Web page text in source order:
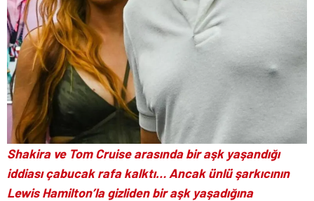
Shakira ve Tom Cruise arasında bir aşk yaşandığı
iddiası çabucak rafa kalktı… Ancak ünlü şarkıcının
Lewis Hamilton’la gizliden bir aşk yaşadığına